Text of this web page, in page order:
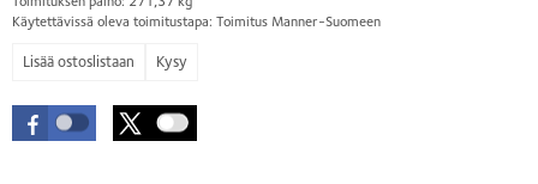
Käytettävissä oleva toimitustapa: Toimitus Manner-Suomeen
Kysy